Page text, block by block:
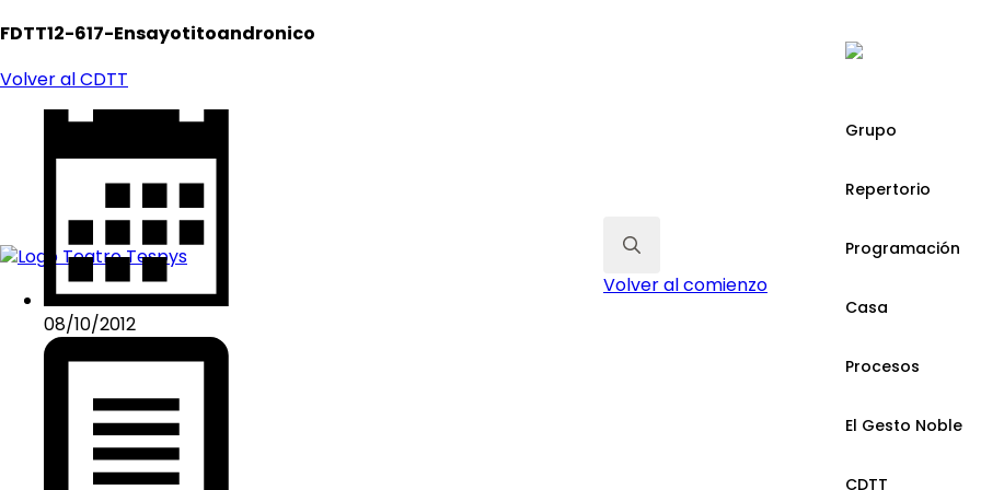
Search
Volver al comienzo
Grupo
Repertorio
Programación
Casa
Procesos
El Gesto Noble
CDTT
FDTT12-617-Ensayotitoandronico
Volver al CDTT
08/10/2012